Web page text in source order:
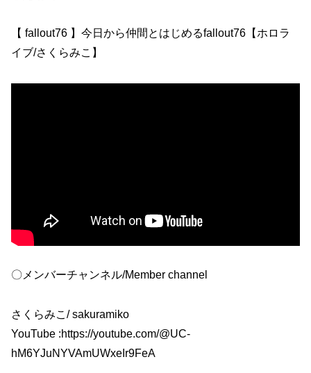
【 fallout76 】今日から仲間とはじめるfallout76【ホロラ
イブ/さくらみこ】
〇メンバーチャンネル/Member channel
さくらみこ/ sakuramiko
YouTube :https://youtube.com/@UC-
hM6YJuNYVAmUWxeIr9FeA